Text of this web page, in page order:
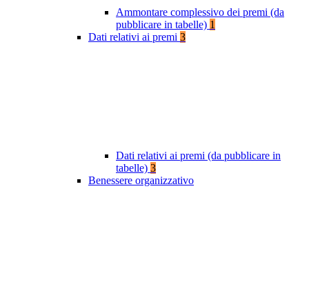
Ammontare complessivo dei premi (da
pubblicare in tabelle) 1
Dati relativi ai premi 3
Dati relativi ai premi (da pubblicare in
tabelle) 3
Benessere organizzativo